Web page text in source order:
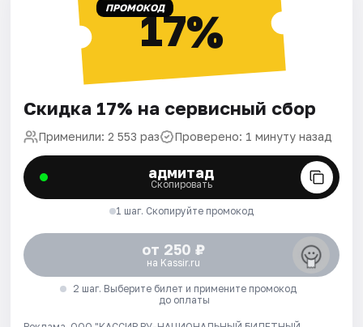
ПРОМОКОД17%
Скидка 17% на сервисный сбор
Применили: 2 553 раз Проверено: 1 минуту назад
адмитад
Скопировать
1 шаг. Скопируйте промокод
от 250 ₽
на Kassir.ru
2 шаг. Выберите билет и примените промокод
до оплаты